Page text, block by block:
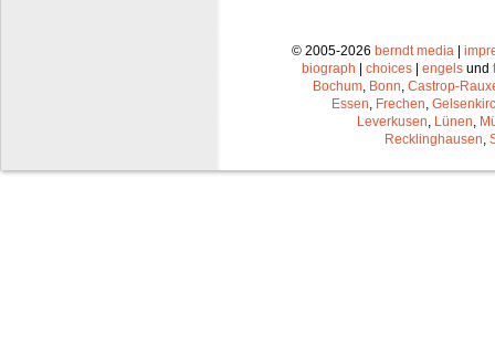
© 2005-2026 berndt media |
biograph | choices | engels und
Bochum Bonn Castrop-
Essen Frechen
Leverkusen Lünen
Recklinghausen